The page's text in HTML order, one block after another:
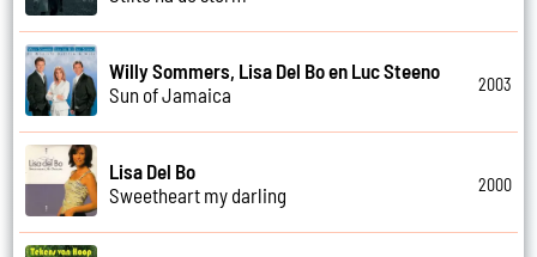
Willy Sommers, Lisa Del Bo en Luc Steeno
Sun of Jamaica
2003
Lisa Del Bo
Sweetheart my darling
2000